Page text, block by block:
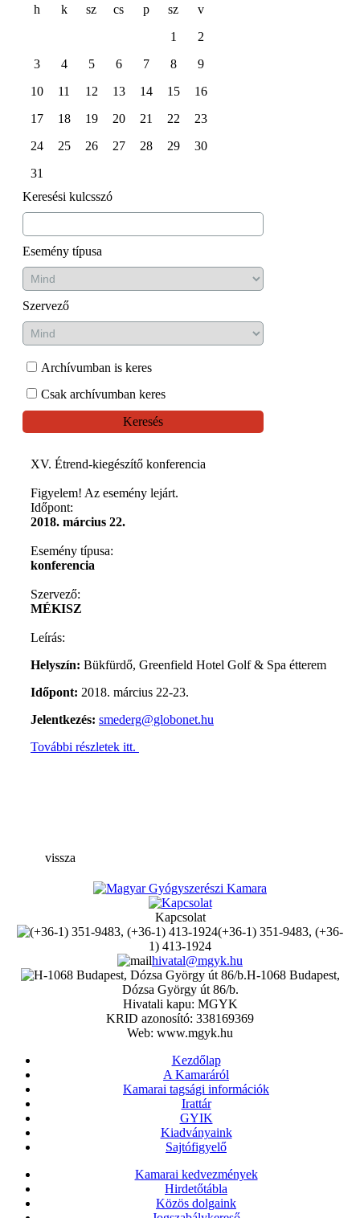
h k sz cs p sz
v
1
2
3
4 5 6 7 8
9
10
11 12 13 14 15
16
17
18 19 20 21 22
23
24
25 26 27 28 29
30
31
Keresési kulcsszó
Esemény típusa
Szervező
Archívumban is keres
Csak archívumban keres
Keresés
XV. Étrend-kiegészítő konferencia
Figyelem! Az esemény lejárt.
Időpont:
2018. március 22.
Esemény típusa:
konferencia
Szervező:
MÉKISZ
Leírás:
Helyszín: Bükfürdő, Greenfield Hotel Golf & Spa étterem
Időpont: 2018. március 22-23.
Jelentkezés: smederg@globonet.hu
További részletek itt.
vissza
Kapcsolat
(+36-1) 351-9483, (+36-
1) 413-1924
hivatal@mgyk.hu
H-1068 Budapest,
Dózsa György út 86/b.
Hivatali kapu: MGYK
KRID azonosító: 338169369
Web: www.mgyk.hu
Kezdőlap
A Kamaráról
Kamarai tagsági információk
Irattár
GYIK
Kiadványaink
Sajtófigyelő
Kamarai kedvezmények
Hirdetőtábla
Közös dolgaink